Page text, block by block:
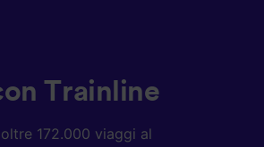
Trainline
172.000 viaggi al